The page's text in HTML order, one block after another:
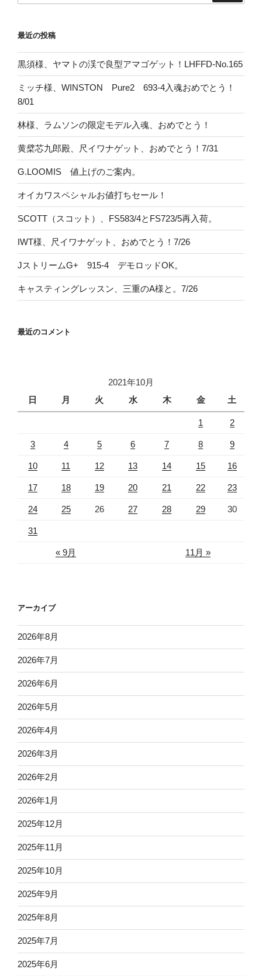
最近の投稿
黒須様、ヤマトの渓で良型アマゴゲット！LHFFD-No.165
ミッチ様、WINSTON Pure2 693-4入魂おめでとう！
8/01
林様、ラムソンの限定モデル入魂、おめでとう！
黄檗芯九郎殿、尺イワナゲット、おめでとう！7/31
G.LOOMIS 値上げのご案内。
オイカワスペシャルお値打ちセール！
SCOTT（スコット）、FS583/4とFS723/5再入荷。
IWT様、尺イワナゲット、おめでとう！7/26
JストリームG+ 915-4 デモロッドOK。
キャスティングレッスン、三重のA様と。7/26
最近のコメント
2021年10月
日
月 火 水 木 金 土
« 9月 11月 »
1 2
3 4 5 6 7 8 9
10 11 12 13 14 15 16
17 18 19 20 21 22 23
24 25 26 27 28 29 30
31
アーカイブ
2026年8月
2026年7月
2026年6月
2026年5月
2026年4月
2026年3月
2026年2月
2026年1月
2025年12月
2025年11月
2025年10月
2025年9月
2025年8月
2025年7月
2025年6月